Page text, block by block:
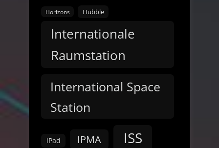
Horizons Hubble
Internationale
Raumstation
International Space
Station
iPad IPMA ISS